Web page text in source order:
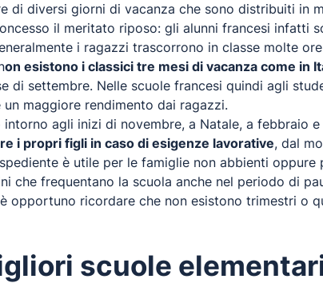
di diversi giorni di vacanza che sono distribuiti in
il meritato riposo: gli alunni francesi infatti
i ragazzi trascorrono in classe molte
on esistono i classici tre mesi di vacanza come in
di settembre. Nelle scuole francesi quindi agli
maggiore rendimento dai ragazzi.
agli inizi di novembre, a Natale, a febbraio
i propri figli in caso di esigenze lavorative, dal
è utile per le famiglie non abbienti
che frequentano la scuola anche nel periodo di
opportuno ricordare che non esistono trimestri o
scuole